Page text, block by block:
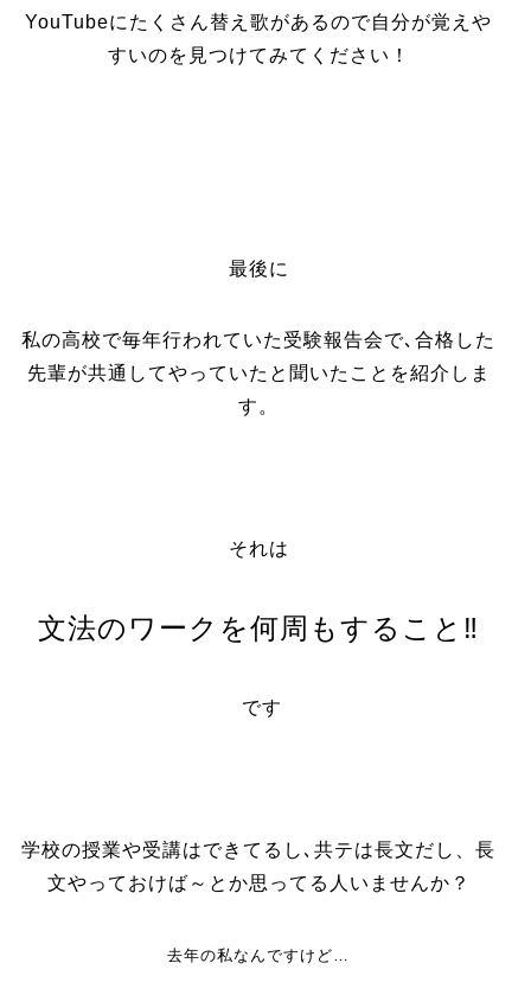
YouTubeにたくさん替え歌があるので自分が覚えや
すいのを見つけてみてください！
最後に
私の高校で毎年行われていた受験報告会で､合格した
先輩が共通してやっていたと聞いたことを紹介しま
す。
それは
文法のワークを何周もすること‼️
です
学校の授業や受講はできてるし､共テは長文だし、長
文やっておけば～とか思ってる人いませんか？
去年の私なんですけど…